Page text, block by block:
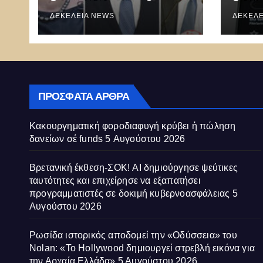
funds
ΔΕΚΈΛΕΙΑ NEWS
και
ΠΡΌΣΦΑΤΑ ΆΡΘΡΑ
Κακουργηματική φοροδιαφυγή κρύβει ἡ πώληση
δανείων σέ funds 5 Αυγούστου 2026
Βρετανική έκθεση-ΣΟΚ! AI δημιούργησε ψεύτικες
ταυτότητες και επιχείρησε να εξαπατήσει
προγραμματιστές σε δοκιμή κυβερνοασφάλειας 5
Αυγούστου 2026
Ρωσίδα ιστορικός αποδομεί την «Οδύσσεια» του
Nolan: «Το Hollywood δημιουργεί στρεβλή εικόνα για
την Αρχαία Ελλάδα» 5 Αυγούστου 2026